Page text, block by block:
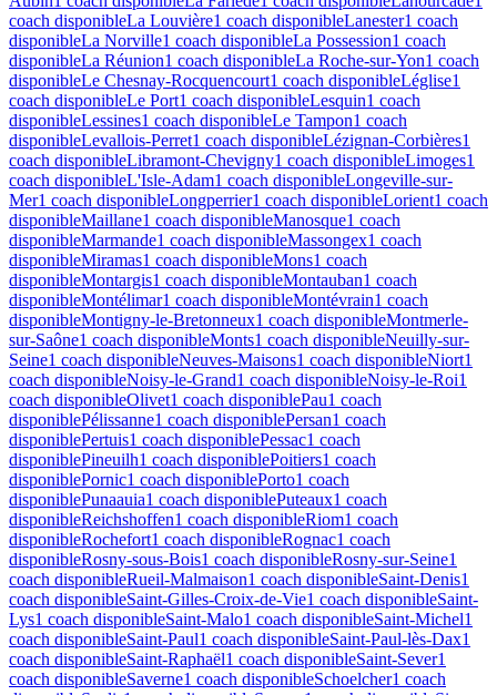
coach disponibleLa Louvière1 coach disponibleLanester1 coach
disponibleLa Norville1 coach disponibleLa Possession1 coach
disponibleLa Réunion1 coach disponibleLa Roche-sur-Yon1 coach
disponibleLe Chesnay-Rocquencourt1 coach disponibleLéglise1
coach disponibleLe Port1 coach disponibleLesquin1 coach
disponibleLessines1 coach disponibleLe Tampon1 coach
disponibleLevallois-Perret1 coach disponibleLézignan-Corbières1
coach disponibleLibramont-Chevigny1 coach disponibleLimoges1
coach disponibleL'Isle-Adam1 coach disponibleLongeville-sur-
Mer1 coach disponibleLongperrier1 coach disponibleLorient1 coach
disponibleMaillane1 coach disponibleManosque1 coach
disponibleMarmande1 coach disponibleMassongex1 coach
disponibleMiramas1 coach disponibleMons1 coach
disponibleMontargis1 coach disponibleMontauban1 coach
disponibleMontélimar1 coach disponibleMontévrain1 coach
disponibleMontigny-le-Bretonneux1 coach disponibleMontmerle-
sur-Saône1 coach disponibleMonts1 coach disponibleNeuilly-sur-
Seine1 coach disponibleNeuves-Maisons1 coach disponibleNiort1
coach disponibleNoisy-le-Grand1 coach disponibleNoisy-le-Roi1
coach disponibleOlivet1 coach disponiblePau1 coach
disponiblePélissanne1 coach disponiblePersan1 coach
disponiblePertuis1 coach disponiblePessac1 coach
disponiblePineuilh1 coach disponiblePoitiers1 coach
disponiblePornic1 coach disponiblePorto1 coach
disponiblePunaauia1 coach disponiblePuteaux1 coach
disponibleReichshoffen1 coach disponibleRiom1 coach
disponibleRochefort1 coach disponibleRognac1 coach
disponibleRosny-sous-Bois1 coach disponibleRosny-sur-Seine1
coach disponibleRueil-Malmaison1 coach disponibleSaint-Denis1
coach disponibleSaint-Gilles-Croix-de-Vie1 coach disponibleSaint-
Lys1 coach disponibleSaint-Malo1 coach disponibleSaint-Michel1
coach disponibleSaint-Paul1 coach disponibleSaint-Paul-lès-Dax1
coach disponibleSaint-Raphaël1 coach disponibleSaint-Sever1
coach disponibleSaverne1 coach disponibleSchoelcher1 coach